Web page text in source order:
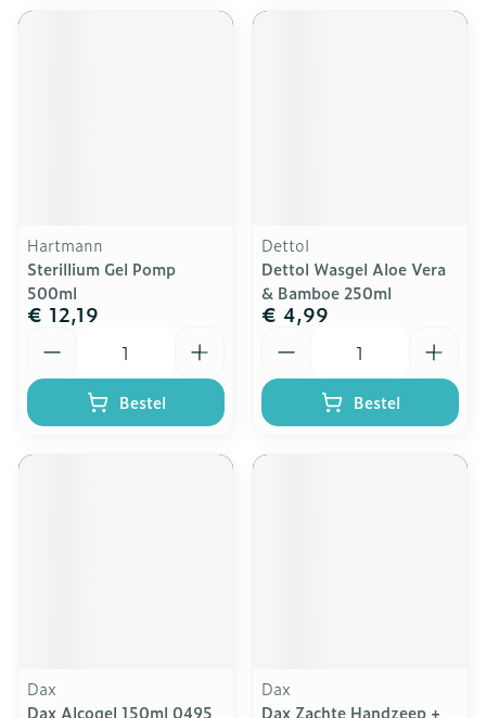
Hartmann
Sterillium Gel Pomp
500ml
€ 12,19
Bestel
Dettol
Dettol Wasgel Aloe Vera
& Bamboe 250ml
€ 4,99
Bestel
Dax
Dax Alcogel 150ml 0495
Dax
Dax Zachte Handzeep +